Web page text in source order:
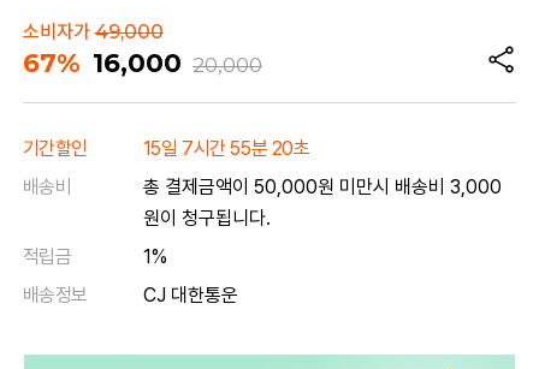
소비자가49,000
67% 16,000 20,000
기간할인
15일 7시간 55분 20초
배송비
총 결제금액이 50,000원 미만시 배송비 3,000
원이 청구됩니다.
적립금
1%
배송정보
CJ 대한통운